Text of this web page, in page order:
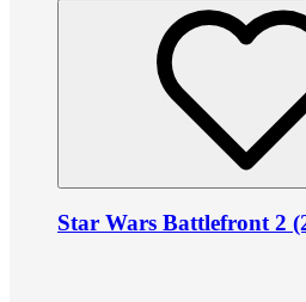
Star Wars Battlefront 2